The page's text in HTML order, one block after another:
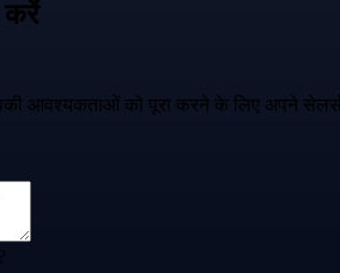
करें
आवश्यकताओं को पूरा करने के लिए अपने